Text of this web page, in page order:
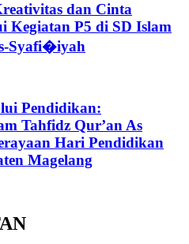
dan Cinta
Kegiatan P5 di SD Islam
Syafi�iyah
Pendidikan:
Tahfidz Qur’an As
Hari Pendidikan
Magelang